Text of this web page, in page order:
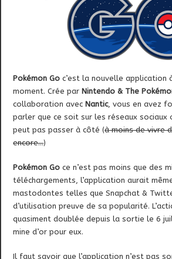
Pokémon Go c’est la nouvelle application
moment. Crée parNintendo & The
collaboration avecNantic, vous en avez
parler que ce soit sur les réseaux sociaux
peut pas passer à côté (à moins de vivre
encore…)
Pokémon Go ce n’est pas moins que des
téléchargements, l’application aurait
mastodontes telles que Snapchat &
d’utilisation preuve de sa popularité.
quasiment doublée depuis la sortie le 6
mine d’or pour eux.
Il faut savoir que l’application n’est pas